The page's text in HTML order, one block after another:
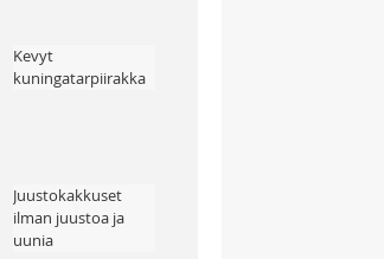
Kevyt
kuningatarpiirakka
Juustokakkuset
ilman juustoa ja
uunia